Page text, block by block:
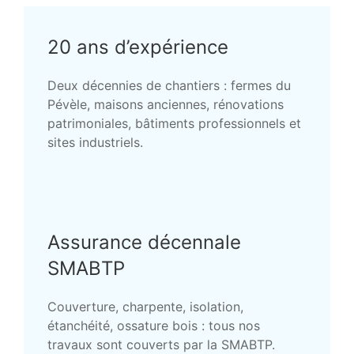
20 ans d’expérience
Deux décennies de chantiers : fermes du
Pévèle, maisons anciennes, rénovations
patrimoniales, bâtiments professionnels et
sites industriels.
Assurance décennale
SMABTP
Couverture, charpente, isolation,
étanchéité, ossature bois : tous nos
travaux sont couverts par la SMABTP.